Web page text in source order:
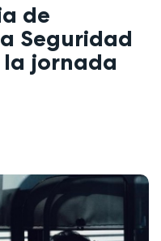
de
Seguridad
la jornada